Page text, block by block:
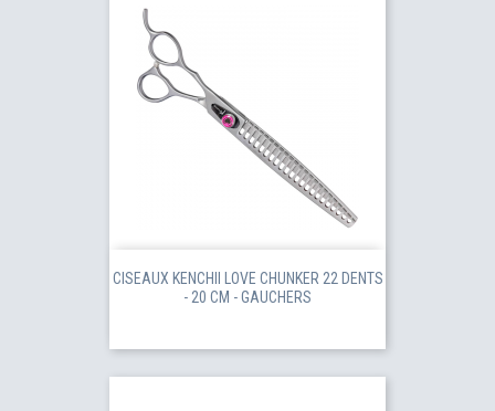
CISEAUX KENCHII LOVE CHUNKER 22 DENTS
- 20 CM - GAUCHERS